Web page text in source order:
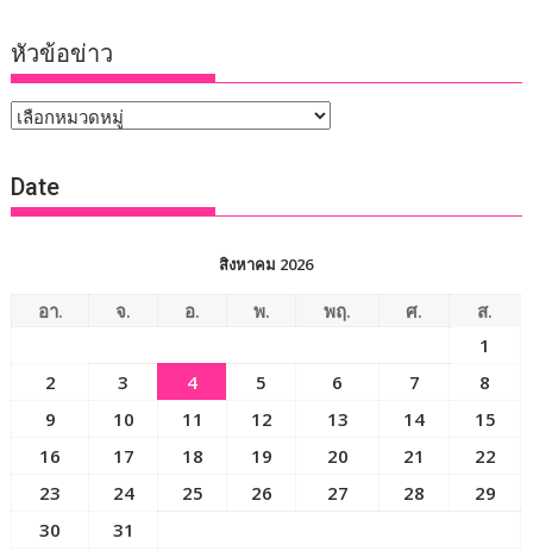
หัวข้อข่าว
หัวข้อ
Date
สิงหาคม 2026
อา. จ. อ. พ. พฤ. ศ.
ส.
1
2
3 4 5 6 7
8
9
10 11 12 13 14
15
16
17 18 19 20 21
22
23
24 25 26 27 28
29
30
31